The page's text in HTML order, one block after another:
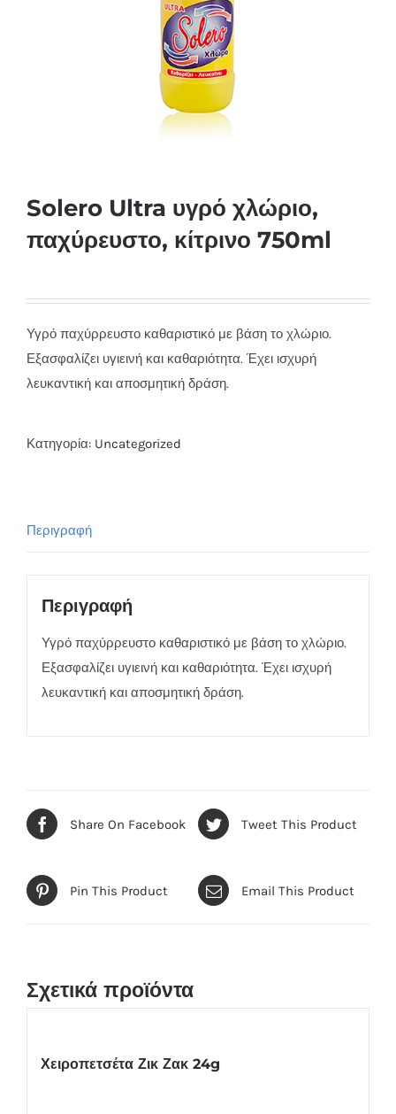
Solero Ultra υγρό χλώριο,
παχύρευστο, κίτρινο 750ml
Υγρό παχύρρευστο καθαριστικό με βάση το χλώριο.
Εξασφαλίζει υγιεινή και καθαριότητα. Έχει ισχυρή
λευκαντική και αποσμητική δράση.
Κατηγορία: Uncategorized
Περιγραφή
Περιγραφή
Υγρό παχύρρευστο καθαριστικό με βάση το χλώριο.
Εξασφαλίζει υγιεινή και καθαριότητα. Έχει ισχυρή
λευκαντική και αποσμητική δράση.
Share On Facebook Tweet This Product
Pin This Product Email This Product
Σχετικά προϊόντα
Χειροπετσέτα Ζικ Ζακ 24g